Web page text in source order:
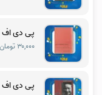
پی دی اف
۳۰,۰۰۰ تومان
پی دی اف